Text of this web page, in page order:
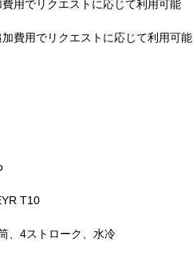
用でリクエストに応じて利用可能
費用でリクエストに応じて利用可能
T10
、4ストローク、水冷